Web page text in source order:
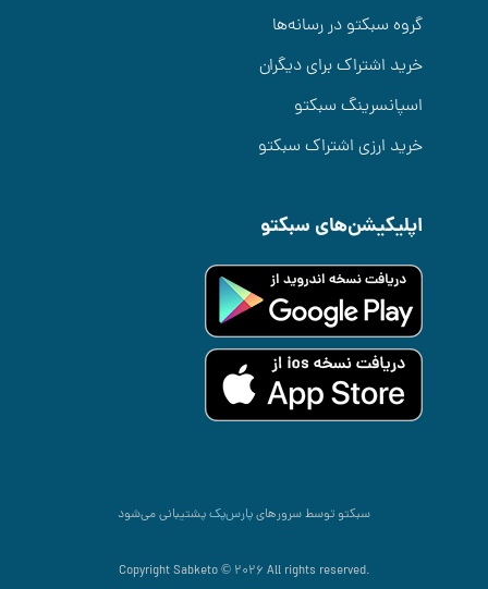
گروه سبکتو در رسانه‌ها
خرید اشتراک برای دیگران
اسپانسرینگ سبکتو
خرید ارزی اشتراک سبکتو
اپلیکیشن‌های سبکتو
سبکتو توسط سرورهایپارس‌پکپشتیبانی می‌شود
.Copyright Sabketo © 2026 All rights reserved